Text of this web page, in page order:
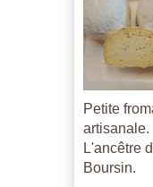
Petite
artisanale.
L'ancêtre
Boursin.